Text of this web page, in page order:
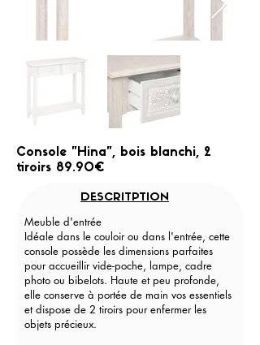
Console "Hina", bois blanchi, 2
tiroirs 89.90€
DESCRITPTION
Meuble d'entrée
Idéale dans le couloir ou dans l'entrée, cette
console possède les dimensions parfaites
pour accueillir vide-poche, lampe, cadre
photo ou bibelots. Haute et peu profonde,
elle conserve à portée de main vos essentiels
et dispose de 2 tiroirs pour enfermer les
objets précieux.